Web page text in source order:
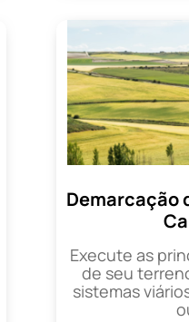
Demarcação
Execute as
de seu
sistemas